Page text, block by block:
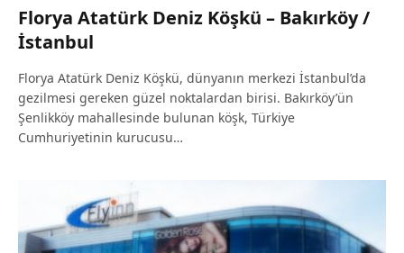
Florya Atatürk Deniz Köşkü – Bakırköy /
İstanbul
Florya Atatürk Deniz Köşkü, dünyanın merkezi İstanbul’da
gezilmesi gereken güzel noktalardan birisi. Bakırköy’ün
Şenlikköy mahallesinde bulunan köşk, Türkiye
Cumhuriyetinin kurucusu…